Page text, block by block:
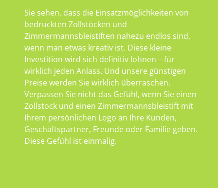
Sie sehen, dass die Einsatzmöglichkeiten von
bedruckten Zollstöcken und
Zimmermannsbleistiften nahezu endlos sind,
wenn man etwas kreativ ist. Diese kleine
Investition wird sich definitiv lohnen – für
wirklich jeden Anlass. Und unsere günstigen
Preise werden Sie wirklich überraschen.
Verpassen Sie nicht das Gefühl, wenn Sie einen
Zollstock und einen Zimmermannsbleistift mit
Ihrem persönlichen Logo an Ihre Kunden,
Geschäftspartner, Freunde oder Familie geben.
Diese Gefühl ist einmalig.